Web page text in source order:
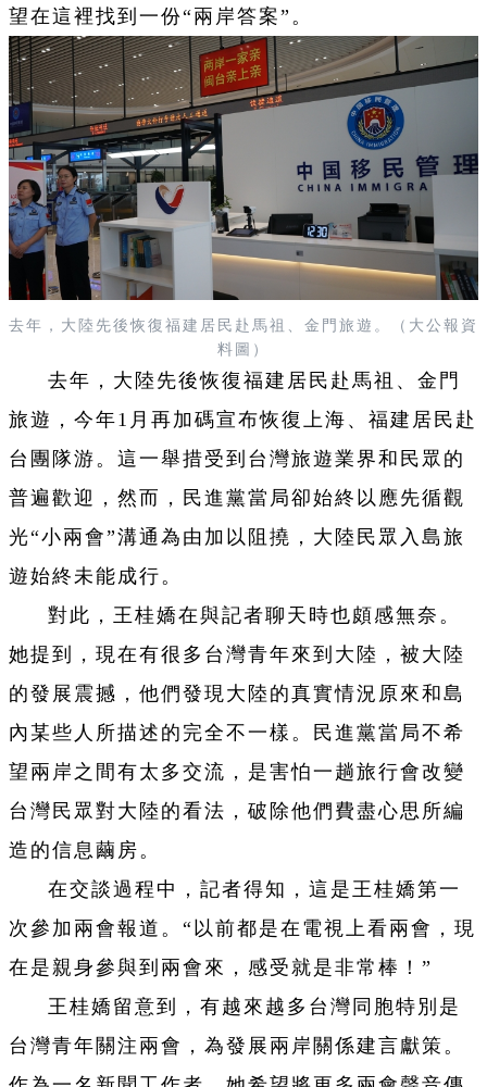
望在這裡找到一份“兩岸答案”。
去年，大陸先後恢復福建居民赴馬祖、金門旅遊。（大公報資
料圖）
去年，大陸先後恢復福建居民赴馬祖、金門
旅遊，今年1月再加碼宣布恢復上海、福建居民赴
台團隊游。這一舉措受到台灣旅遊業界和民眾的
普遍歡迎，然而，民進黨當局卻始終以應先循觀
光“小兩會”溝通為由加以阻撓，大陸民眾入島旅
遊始終未能成行。
對此，王桂嬌在與記者聊天時也頗感無奈。
她提到，現在有很多台灣青年來到大陸，被大陸
的發展震撼，他們發現大陸的真實情況原來和島
內某些人所描述的完全不一樣。民進黨當局不希
望兩岸之間有太多交流，是害怕一趟旅行會改變
台灣民眾對大陸的看法，破除他們費盡心思所編
造的信息繭房。
在交談過程中，記者得知，這是王桂嬌第一
次參加兩會報道。“以前都是在電視上看兩會，現
在是親身參與到兩會來，感受就是非常棒！”
王桂嬌留意到，有越來越多台灣同胞特別是
台灣青年關注兩會，為發展兩岸關係建言獻策。